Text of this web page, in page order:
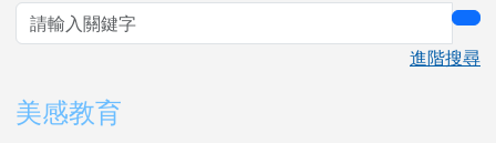
進階搜尋
美感教育